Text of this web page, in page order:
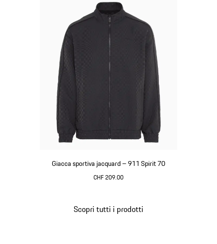
Giacca sportiva jacquard – 911 Spirit 70
CHF 209.00
Scopri tutti i prodotti